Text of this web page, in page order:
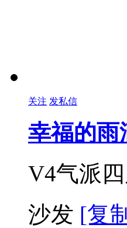
关注 发私信
幸福的雨
V4气派
沙发 [复